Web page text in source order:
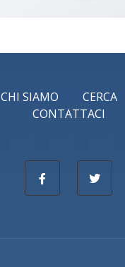
CHI SIAMO CERCA
CONTATTACI